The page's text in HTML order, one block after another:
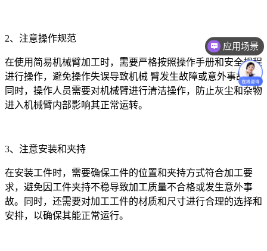
2、注意操作规范
在使用简易机械臂加工时，需要严格按照操作手册和安全规程
进行操作，避免操作失误导致机械 臂发生故障或意外事故。
同时，操作人员需要对机械臂进行清洁操作，防止灰尘和杂物
进入机械臂内部影响其正常运转。
3、注意安装和夹持
在安装工件时，需要确保工件的位置和夹持方式符合加工要
求，避免因工件夹持不稳导致加工质量不合格或发生意外事
故。同时，还需要对加工工件的材质和尺寸进行合理的选择和
安排，以确保其能正常运行。
应用场景